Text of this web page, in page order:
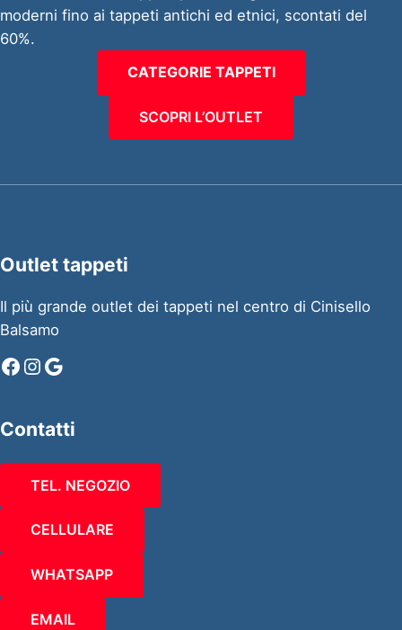
moderni fino ai tappeti antichi ed etnici, scontati del
60%.
CATEGORIE TAPPETI
SCOPRI L’OUTLET
Outlet tappeti
Il più grande outlet dei tappeti nel centro di Cinisello
Balsamo
Facebook
Instagram
Google
Contatti
TEL. NEGOZIO
CELLULARE
WHATSAPP
EMAIL